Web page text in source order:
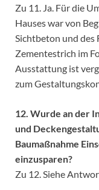
Zu 11. Ja. Für die
Hauses war von
Sichtbeton und des
Zementestrich im
Ausstattung ist
zum
12. Wurde an der
und
Baumaßnahme
einzusparen?
Zu 12. Siehe